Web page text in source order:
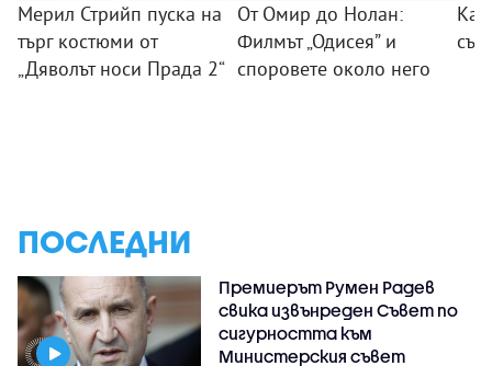
Мерил Стрийп пуска на
търг костюми от
„Дяволът носи Прада 2“
От Омир до Нолан:
Филмът „Одисея” и
споровете около него
ПОСЛЕДНИ
Премиерът Румен Радев
свика извънреден Съвет по
сигурността към
Министерския съвет